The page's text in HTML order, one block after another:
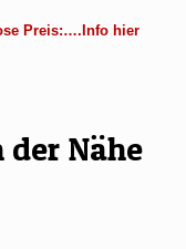
Preis:….Info hier
Nähe